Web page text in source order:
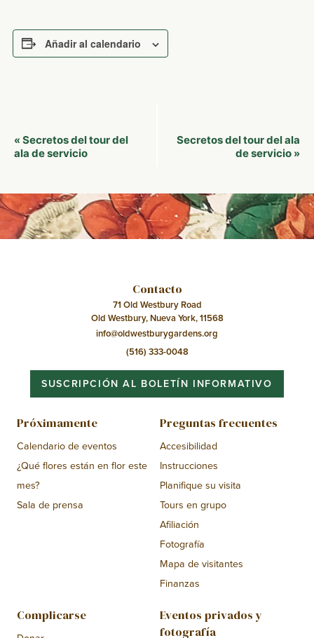
Añadir al calendario
Navegación
del
« Secretos del tour del
ala de servicio
Secretos del tour del ala
de servicio »
Contacto
71 Old Westbury Road
Old Westbury, Nueva York, 11568
info@oldwestburygardens.org
(516) 333-0048
SUSCRIPCIÓN AL BOLETÍN INFORMATIVO
Próximamente
Calendario de eventos
¿Qué flores están en flor este
mes?
Sala de prensa
Preguntas frecuentes
Accesibilidad
Instrucciones
Planifique su visita
Tours en grupo
Afiliación
Fotografía
Mapa de visitantes
Finanzas
Complicarse
Eventos privados y
fotografía